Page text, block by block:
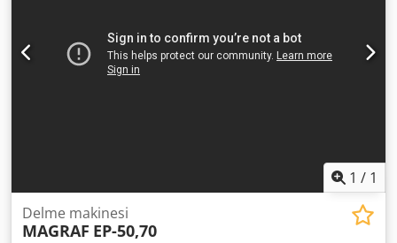
1 / 1
Delme makinesi
MAGRAF EP-50,70